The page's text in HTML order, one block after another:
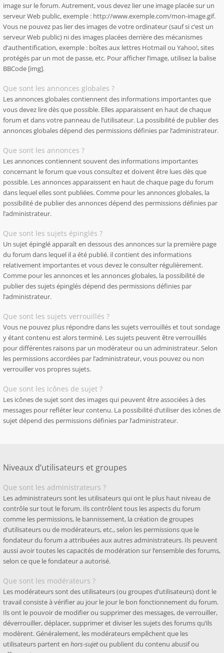
image sur le forum. Autrement, vous devez lier une image placée sur un
serveur Web public, exemple : http://www.exemple.com/mon-image.gif.
Vous ne pouvez pas lier des images de votre ordinateur (sauf si c’est un
serveur Web public) ni des images placées derrière des mécanismes
d’authentification, exemple : boîtes aux lettres Hotmail ou Yahoo!, sites
protégés par un mot de passe, etc. Pour afficher l’image, utilisez la balise
BBCode [img].
Que sont les annonces globales ?
Les annonces globales contiennent des informations importantes que
vous devez lire dès que possible. Elles apparaissent en haut de chaque
forum et dans votre panneau de l’utilisateur. La possibilité de publier des
annonces globales dépend des permissions définies par l’administrateur.
Que sont les annonces ?
Les annonces contiennent souvent des informations importantes
concernant le forum que vous consultez et doivent être lues dès que
possible. Les annonces apparaissent en haut de chaque page du forum
dans lequel elles sont publiées. Comme pour les annonces globales, la
possibilité de publier des annonces dépend des permissions définies par
l’administrateur.
Que sont les sujets épinglés ?
Un sujet épinglé apparaît en dessous des annonces sur la première page
du forum dans lequel il a été publié. il contient des informations
relativement importantes et vous devez le consulter régulièrement.
Comme pour les annonces et les annonces globales, la possibilité de
publier des sujets épinglés dépend des permissions définies par
l’administrateur.
Que sont les sujets verrouillés ?
Vous ne pouvez plus répondre dans les sujets verrouillés et tout sondage
y étant contenu est alors terminé. Les sujets peuvent être verrouillés
pour différentes raisons par un modérateur ou un administrateur. Selon
les permissions accordées par l’administrateur, vous pouvez ou non
verrouiller vos propres sujets.
Que sont les icônes de sujet ?
Les icônes de sujet sont des images qui peuvent être associées à des
messages pour refléter leur contenu. La possibilité d’utiliser des icônes de
sujet dépend des permissions définies par l’administrateur.
Niveaux d’utilisateurs et groupes
Que sont les administrateurs ?
Les administrateurs sont les utilisateurs qui ont le plus haut niveau de
contrôle sur tout le forum. Ils contrôlent tous les aspects du forum
comme les permissions, le bannissement, la création de groupes
d’utilisateurs ou de modérateurs, etc., selon les permissions que le
fondateur du forum a attribuées aux autres administrateurs. Ils peuvent
aussi avoir toutes les capacités de modération sur l’ensemble des forums,
selon ce que le fondateur a autorisé.
Que sont les modérateurs ?
Les modérateurs sont des utilisateurs (ou groupes d’utilisateurs) dont le
travail consiste à vérifier au jour le jour le bon fonctionnement du forum.
Ils ont le pouvoir de modifier ou supprimer des messages, de verrouiller,
déverrouiller, déplacer, supprimer et diviser les sujets des forums qu’ils
modèrent. Généralement, les modérateurs empêchent que les
utilisateurs partent en hors-sujetou publient du contenu abusif ou